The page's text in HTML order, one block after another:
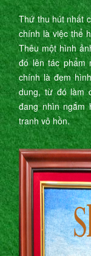
Thứ thu hút nhất
chính là việc thể
Thêu một hình
đó lên tác phẩm
chính là đem
dung, từ đó làm
đang nhìn ngắm
tranh vô hồn.